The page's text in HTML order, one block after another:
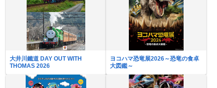
大井川鐵道 DAY OUT WITH
THOMAS 2026
ヨコハマ恐竜展2026～恐竜の食卓
大図鑑～